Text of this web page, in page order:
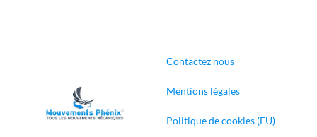
Contactez nous
Mentions légales
Politique de cookies (EU)